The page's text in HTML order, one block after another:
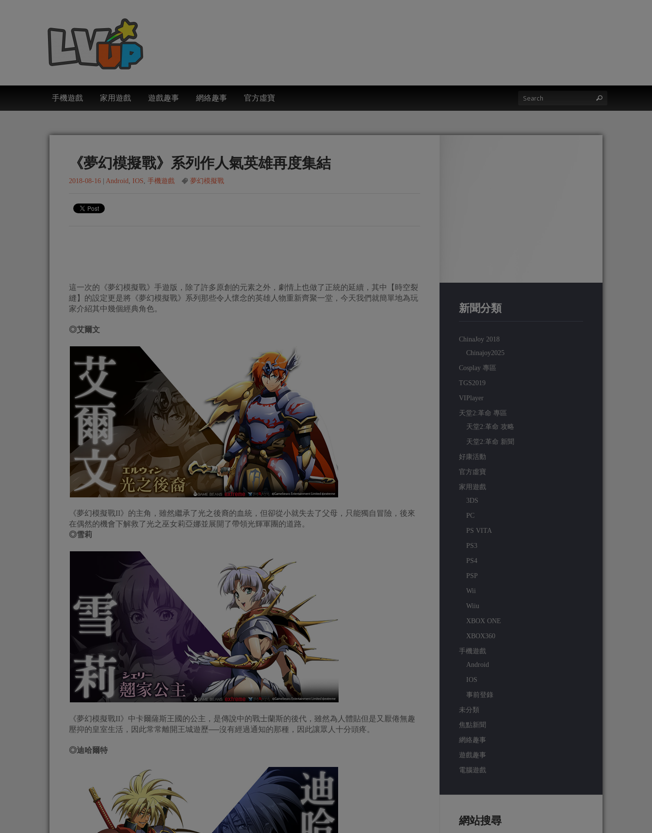
手機遊戲 家用遊戲 遊戲趣事 網絡趣事 官方虛寶
《夢幻模擬戰》系列作人氣英雄再度集結
2018-08-16 Android, IOS, 手機遊戲 夢幻模擬戰
這一次的《夢幻模擬戰》手遊版，除了許多原創的元素之外，劇情上也做了正統的延續，其中【時空裂
縫】的設定更是將《夢幻模擬戰》系列那些令人懷念的英雄人物重新齊聚一堂，今天我們就簡單地為玩
家介紹其中幾個經典角色。
◎艾爾文
《夢幻模擬戰II》的主角，雖然繼承了光之後裔的血統，但卻從小就失去了父母，只能獨自冒險，後來
在偶然的機會下解救了光之巫女莉亞娜並展開了帶領光輝軍團的道路。
◎雪莉
《夢幻模擬戰II》中卡爾薩斯王國的公主，是傳說中的戰士蘭斯的後代，雖然為人體貼但是又厭倦無趣
壓抑的皇室生活，因此常常離開王城遊歷──沒有經過通知的那種，因此讓眾人十分頭疼。
◎迪哈爾特
新聞分類
ChinaJoy 2018
Chinajoy2025
Cosplay 專區
TGS2019
VIPlayer
天堂2:革命 專區
天堂2:革命 攻略
天堂2:革命 新聞
好康活動
官方虛寶
家用遊戲
3DS
PC
PS VITA
PS3
PS4
PSP
Wii
Wiiu
XBOX ONE
XBOX360
手機遊戲
Android
IOS
事前登錄
未分類
焦點新聞
網絡趣事
遊戲趣事
電腦遊戲
網站搜尋